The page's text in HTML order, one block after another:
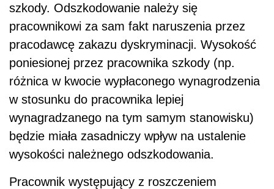
szkody. Odszkodowanie należy się
pracownikowi za sam fakt naruszenia przez
pracodawcę zakazu dyskryminacji. Wysokość
poniesionej przez pracownika szkody (np.
różnica w kwocie wypłaconego wynagrodzenia
w stosunku do pracownika lepiej
wynagradzanego na tym samym stanowisku)
będzie miała zasadniczy wpływ na ustalenie
wysokości należnego odszkodowania.
Pracownik występujący z roszczeniem